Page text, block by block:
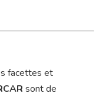
facettes et
sont de